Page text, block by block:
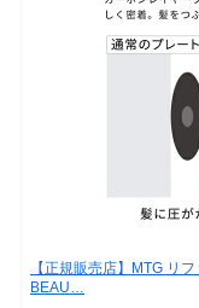
【正規販売店】MTG リ
BEAU…